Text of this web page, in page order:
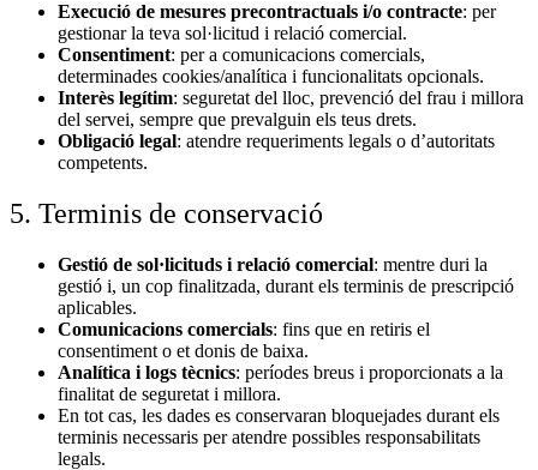
Execució de mesures precontractuals i/o contracte: per
gestionar la teva sol·licitud i relació comercial.
Consentiment: per a comunicacions comercials,
determinades cookies/analítica i funcionalitats opcionals.
Interès legítim: seguretat del lloc, prevenció del frau i millora
del servei, sempre que prevalguin els teus drets.
Obligació legal: atendre requeriments legals o d’autoritats
competents.
5. Terminis de conservació
Gestió de sol·licituds i relació comercial: mentre duri la
gestió i, un cop finalitzada, durant els terminis de prescripció
aplicables.
Comunicacions comercials: fins que en retiris el
consentiment o et donis de baixa.
Analítica i logs tècnics: períodes breus i proporcionats a la
finalitat de seguretat i millora.
En tot cas, les dades es conservaran bloquejades durant els
terminis necessaris per atendre possibles responsabilitats
legals.